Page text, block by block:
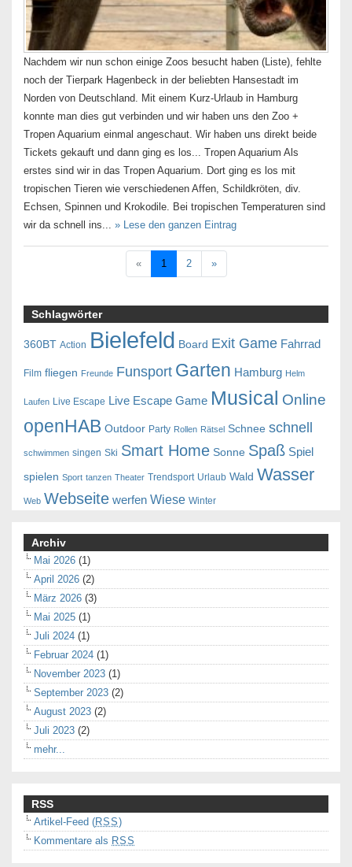
Nachdem wir nun schon einige Zoos besucht haben (Liste), fehlte
noch der Tierpark Hagenbeck in der beliebten Hansestadt im
Norden von Deutschland. Mit einem Kurz-Urlaub in Hamburg
konnte man dies gut verbinden und wir haben uns den Zoo +
Tropen Aquarium einmal angeschaut. Wir haben uns direkt beide
Tickets gekauft und dann ging es los... Tropen Aquarium Als
erstes sind wir in das Tropen Aquarium. Dort ging es los mit
tropischen Tieren wie verschiedenen Affen, Schildkröten, div.
Echsen, Spinnen und Krokodile. Bei tropischen Temperaturen sind
wir da schnell ins... » Lese den ganzen Eintrag
« 1 2 »
Schlagwörter
360BT Action Bielefeld Board Exit Game Fahrrad
Film fliegen Freunde Funsport Garten Hamburg Helm
Laufen Live Escape Live Escape Game Musical Online
openHAB Outdoor Party Rollen Rätsel Schnee schnell
schwimmen singen Ski Smart Home Sonne Spaß Spiel
spielen Sport tanzen Theater Trendsport Urlaub Wald Wasser
Web Webseite werfen Wiese Winter
Archiv
Mai 2026 (1)
April 2026 (2)
März 2026 (3)
Mai 2025 (1)
Juli 2024 (1)
Februar 2024 (1)
November 2023 (1)
September 2023 (2)
August 2023 (2)
Juli 2023 (2)
mehr...
RSS
Artikel-Feed (RSS)
Kommentare als RSS